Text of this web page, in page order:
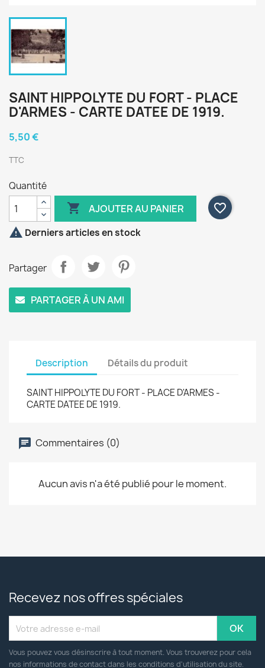
SAINT HIPPOLYTE DU FORT - PLACE
D'ARMES - CARTE DATEE DE 1919.
5,50 €
TTC
Quantité
 AJOUTER AU PANIER
favorite_border
 Derniers articles en stock
Partager
PARTAGER À UN AMI
Description Détails du produit
SAINT HIPPOLYTE DU FORT - PLACE D'ARMES -
CARTE DATEE DE 1919.
Commentaires (0)
Aucun avis n'a été publié pour le moment.
Recevez nos offres spéciales
Vous pouvez vous désinscrire à tout moment. Vous trouverez pour cela
nos informations de contact dans les conditions d'utilisation du site.